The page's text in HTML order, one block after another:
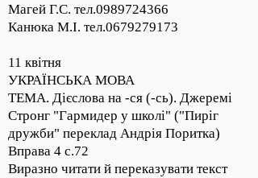
Магей Г.С. тел.0989724366
Канюка М.І. тел.0679279173
11 квітня
УКРАЇНСЬКА МОВА
ТЕМА. Дієслова на -ся (-сь). Джеремі
Стронг "Гармидер у школі" ("Пиріг
дружби" переклад Андрія Поритка)
Вправа 4 с.72
Виразно читати й переказувати текст